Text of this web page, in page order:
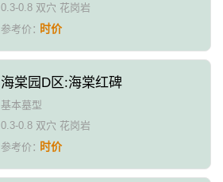
0.3-0.8 双穴 花岗岩
参考价：时价
海棠园D区:海棠红碑
基本墓型
0.3-0.8 双穴 花岗岩
参考价：时价